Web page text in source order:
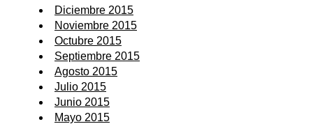
Diciembre 2015
Noviembre 2015
Octubre 2015
Septiembre 2015
Agosto 2015
Julio 2015
Junio 2015
Mayo 2015